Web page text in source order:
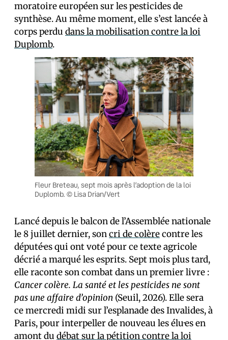
moratoire européen sur les pesticides de
synthèse. Au même moment, elle s’est lancée à
corps perdu dans la mobilisation contre la loi
Duplomb.
Fleur Breteau, sept mois après l’adoption de la loi
Duplomb. © Lisa Drian/Vert
Lancé depuis le balcon de l’Assemblée nationale
le 8 juillet dernier, soncri de colèrecontre les
député·es qui ont voté pour ce texte agricole
décrié a marqué les esprits. Sept mois plus tard,
elle raconte son combat dans un premier livre :
Cancer colère. La santé et les pesticides ne sont
pas une affaire d’opinion (Seuil, 2026). Elle sera
ce mercredi midi sur l’esplanade des Invalides, à
Paris, pour interpeller de nouveau les élu·es en
amont du débat sur la pétition contre la loi